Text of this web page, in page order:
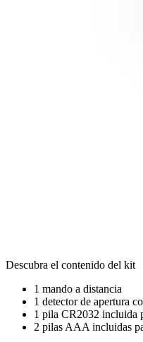
Descubra el contenido del kit
1 mando a distancia
1 detector de apertura
1 pila CR2032 incluida
2 pilas AAA incluidas